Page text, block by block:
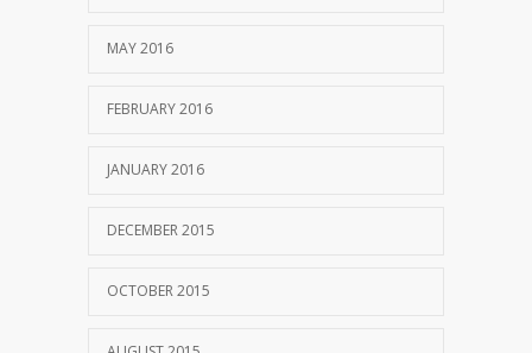
MAY 2016
FEBRUARY 2016
JANUARY 2016
DECEMBER 2015
OCTOBER 2015